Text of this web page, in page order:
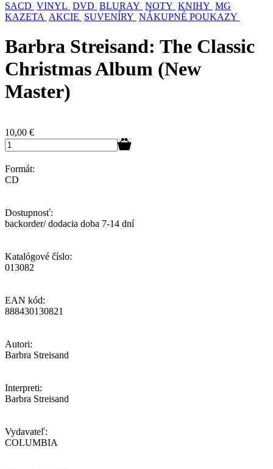
SACD VINYL DVD BLURAY NOTY KNIHY MG
KAZETA AKCIE SUVENÍRY NÁKUPNÉ POUKAZY
Barbra Streisand: The Classic
Christmas Album (New
Master)
10,00 €
Formát:
CD
Dostupnosť:
backorder/ dodacia doba 7-14 dní
Katalógové číslo:
013082
EAN kód:
888430130821
Autori:
Barbra Streisand
Interpreti:
Barbra Streisand
Vydavateľ:
COLUMBIA